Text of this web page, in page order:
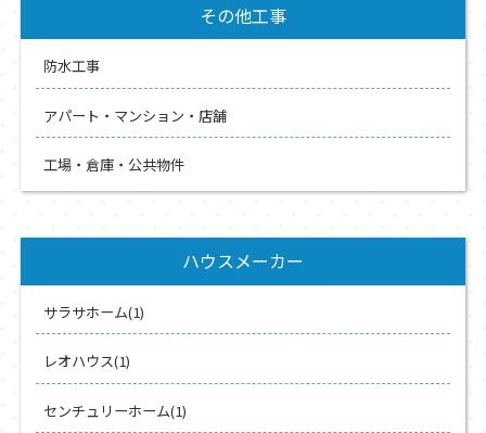
その他工事
防水工事
アパート・マンション・店舗
工場・倉庫・公共物件
ハウスメーカー
サラサホーム(1)
レオハウス(1)
センチュリーホーム(1)